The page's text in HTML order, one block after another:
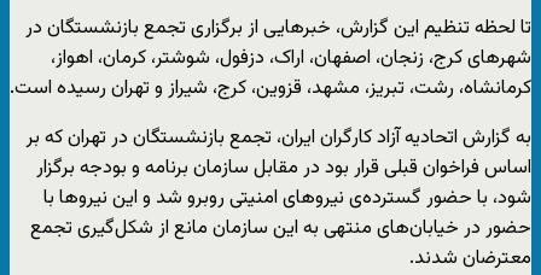
تا لحظه تنظیم این گزارش، خبرهایی از برگزاری تجمع‌ بازنشستگان در
شهرهای کرج، زنجان، اصفهان، اراک، دزفول، شوشتر، کرمان، اهواز،
کرمانشاه، رشت، تبریز، مشهد، قزوین، کرج، شیراز و تهران رسیده است.
به گزارش اتحادیه آزاد کارگران ایران، تجمع بازنشستگان در تهران که بر
اساس فراخوان قبلی قرار بود در مقابل سازمان برنامه و بودجه برگزار
شود، با حضور گسترده‌ی نیروهای امنیتی روبرو شد و این نیروها با
حضور در خیابان‌های منتهی به این سازمان مانع از شکل‌گیری تجمع
معترضان شدند.